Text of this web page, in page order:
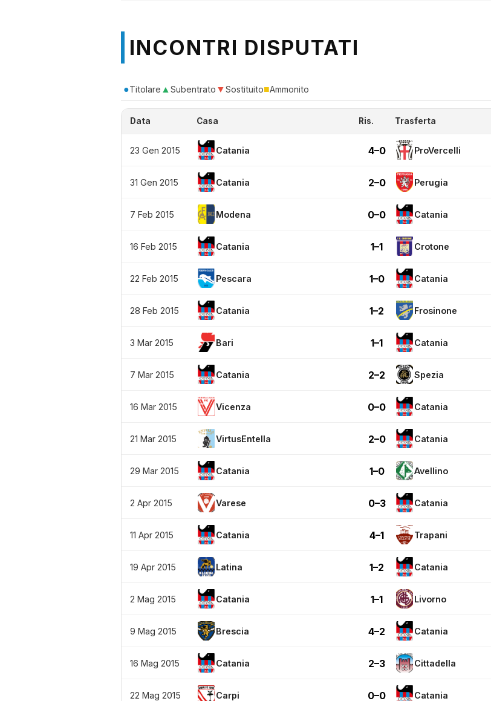
INCONTRI DISPUTATI
●Titolare ▲Subentrato ▼Sostituito■Ammonito
Data Casa Ris. Trasferta
23 Gen 2015 Catania 4–0 ProVercelli
31 Gen 2015 Catania 2–0 Perugia
7 Feb 2015 Modena 0–0 Catania
16 Feb 2015 Catania 1–1 Crotone
22 Feb 2015 Pescara 1–0 Catania
28 Feb 2015 Catania 1–2 Frosinone
3 Mar 2015 Bari 1–1 Catania
7 Mar 2015 Catania 2–2 Spezia
16 Mar 2015 Vicenza 0–0 Catania
21 Mar 2015 VirtusEntella 2–0 Catania
29 Mar 2015 Catania 1–0 Avellino
2 Apr 2015 Varese 0–3 Catania
11 Apr 2015 Catania 4–1 Trapani
19 Apr 2015 Latina 1–2 Catania
2 Mag 2015 Catania 1–1 Livorno
9 Mag 2015 Brescia 4–2 Catania
16 Mag 2015 Catania 2–3 Cittadella
22 Mag 2015 Carpi 0–0 Catania